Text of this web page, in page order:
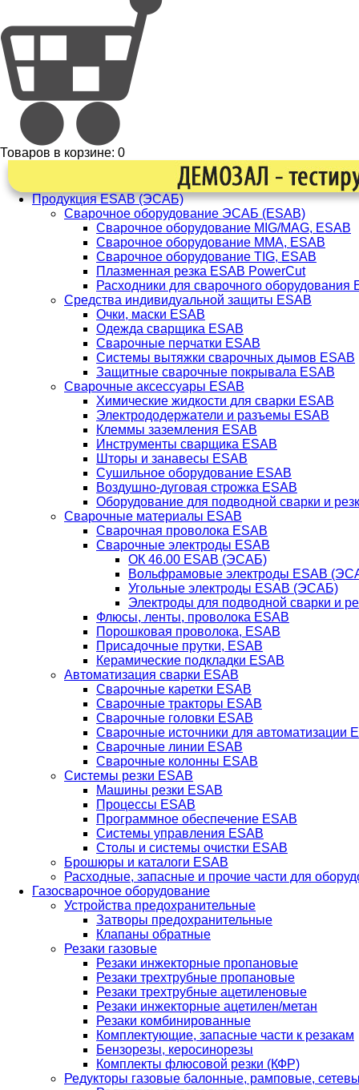
Товаров в корзине: 0
Продукция ESAB (ЭСАБ)
Сварочное оборудование ЭСАБ (ESAB)
Сварочное оборудование MIG/MAG, ESAB
Сварочное оборудование ММА, ESAB
Сварочное оборудование TIG, ESAB
Плазменная резка ESAB PowerCut
Расходники для сварочного оборудования
Средства индивидуальной защиты ESAB
Очки, маски ESAB
Одежда сварщика ESAB
Сварочные перчатки ESAB
Системы вытяжки сварочных дымов ESAB
Защитные сварочные покрывала ESAB
Сварочные аксессуары ESAB
Химические жидкости для сварки ESAB
Электрододержатели и разъемы ESAB
Клеммы заземления ESAB
Инструменты сварщика ESAB
Шторы и занавесы ESAB
Сушильное оборудование ESAB
Воздушно-дуговая строжка ESAB
Оборудование для подводной сварки и
Сварочные материалы ESAB
Сварочная проволока ESAB
Сварочные электроды ESAB
ОК 46.00 ESAB (ЭСАБ)
Вольфрамовые электроды ESAB
Угольные электроды ESAB (ЭСАБ)
Электроды для подводной сварки и
Флюсы, ленты, проволока ESAB
Порошковая проволока, ESAB
Присадочные прутки, ESAB
Керамические подкладки ESAB
Автоматизация сварки ESAB
Сварочные каретки ESAB
Сварочные тракторы ESAB
Сварочные головки ESAB
Сварочные источники для автоматизации
Сварочные линии ESAB
Сварочные колонны ESAB
Системы резки ESAB
Машины резки ESAB
Процессы ESAB
Программное обеспечение ESAB
Системы управления ESAB
Столы и системы очистки ESAB
Брошюры и каталоги ESAB
Расходные, запасные и прочие части для
Газосварочное оборудование
Устройства предохранительные
Затворы предохранительные
Клапаны обратные
Резаки газовые
Резаки инжекторные пропановые
Резаки трехтрубные пропановые
Резаки трехтрубные ацетиленовые
Резаки инжекторные ацетилен/метан
Резаки комбинированные
Комплектующие, запасные части к резакам
Бензорезы, керосинорезы
Комплекты флюсовой резки (КФР)
Редукторы газовые балонные, рамповые,